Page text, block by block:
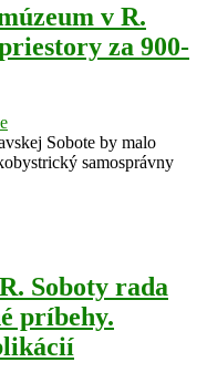
v R.
za 900-
Sobote by malo
samosprávny
Soboty rada
príbehy.